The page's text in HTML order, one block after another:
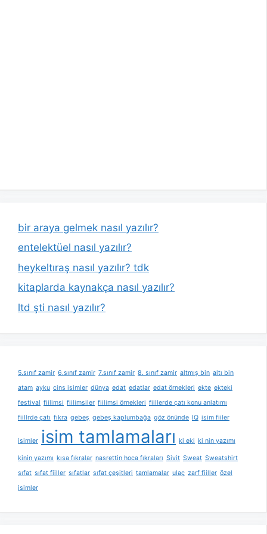
bir araya gelmek nasıl yazılır?
entelektüel nasıl yazılır?
heykeltıraş nasıl yazılır? tdk
kitaplarda kaynakça nasıl yazılır?
ltd şti nasıl yazılır?
5.sınıf zamir 6.sınıf zamir 7.sınıf zamir 8. sınıf zamir altmış bin altı bin
atam ayku cins isimler dünya edat edatlar edat örnekleri ekte ekteki
festival fiilimsi fiilimsiler fiilimsi örnekleri fiillerde çatı konu anlatımı
fiillrde çatı fıkra gebeş gebeş kaplumbağa göz önünde IQ isim fiiler
isimler isim tamlamaları ki eki ki nin yazımı
kinin yazımı kısa fıkralar nasrettin hoca fıkraları Sivit Sweat Sweatshirt
sıfat sıfat fiiller sıfatlar sıfat çeşitleri tamlamalar ulaç zarf fiiller özel
isimler